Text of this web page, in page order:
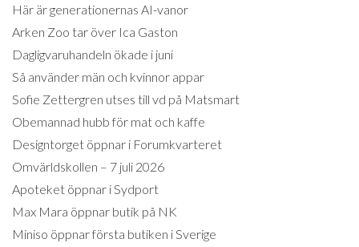
Här är generationernas AI-vanor
Arken Zoo tar över Ica Gaston
Dagligvaruhandeln ökade i juni
Så använder män och kvinnor appar
Sofie Zettergren utses till vd på Matsmart
Obemannad hubb för mat och kaffe
Designtorget öppnar i Forumkvarteret
Omvärldskollen – 7 juli 2026
Apoteket öppnar i Sydport
Max Mara öppnar butik på NK
Miniso öppnar första butiken i Sverige